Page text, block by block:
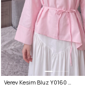
Verev Kesim Bluz Y0160 - AÇIK PEMBE